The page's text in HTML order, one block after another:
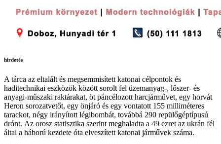
hirdetés
A tárca az eltalált és megsemmisített katonai célpontok és
haditechnikai eszközök között sorolt fel üzemanyag-, lőszer- és
anyagi-műszaki raktárakat, öt páncélozott harcjárművet, egy horvát
Heron sorozatvetőt, egy önjáró és egy vontatott 155 milliméteres
tarackot, négy irányított légibombát, továbbá 290 repülőgéptípusú
drónt. Az orosz statisztika szerint meghaladta a 49 ezret az ukrán fél
által a háború kezdete óta elveszített katonai járművek száma.